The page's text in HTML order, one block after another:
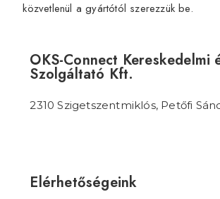
közvetlenül a gyártótól szerezzük be.
OKS-Connect Kereskedelmi
Szolgáltató Kft.
2310 Szigetszentmiklós, Petőfi
Elérhetőségeink